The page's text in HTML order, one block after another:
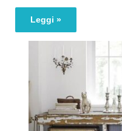
Leggi »